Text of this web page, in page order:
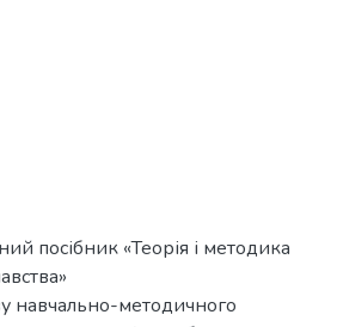
посібник «Теорія і методика
навчально-методичного